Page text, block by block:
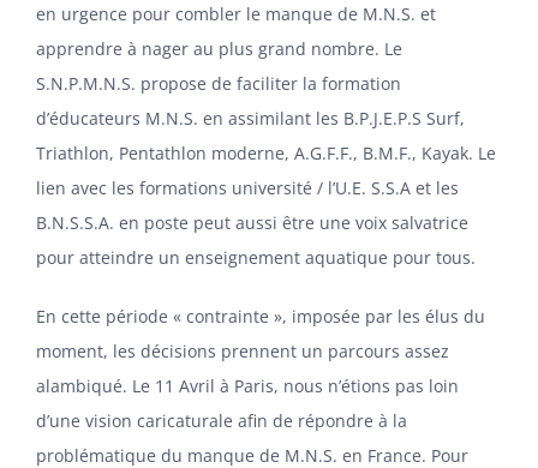
en urgence pour combler le manque de M.N.S. et
apprendre à nager au plus grand nombre. Le
S.N.P.M.N.S. propose de faciliter la formation
d’éducateurs M.N.S. en assimilant les B.P.J.E.P.S Surf,
Triathlon, Pentathlon moderne, A.G.F.F., B.M.F., Kayak. Le
lien avec les formations université / l’U.E. S.S.A et les
B.N.S.S.A. en poste peut aussi être une voix salvatrice
pour atteindre un enseignement aquatique pour tous.
En cette période « contrainte », imposée par les élus du
moment, les décisions prennent un parcours assez
alambiqué. Le 11 Avril à Paris, nous n’étions pas loin
d’une vision caricaturale afin de répondre à la
problématique du manque de M.N.S. en France. Pour